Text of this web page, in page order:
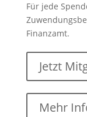
Für jede
Finanzamt.
Jetzt
Mehr